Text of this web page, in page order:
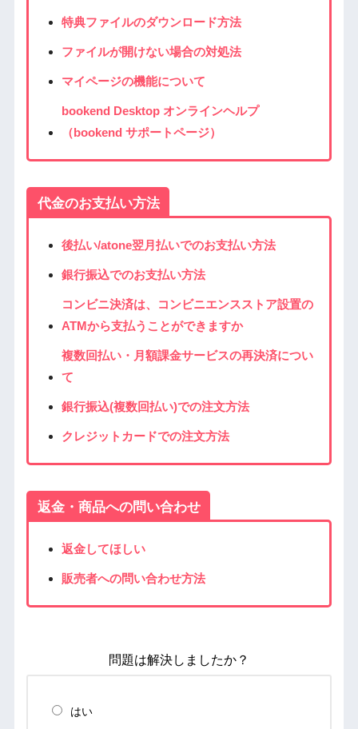
特典ファイルのダウンロード方法
ファイルが開けない場合の対処法
マイページの機能について
bookend Desktop オンラインヘルプ
（bookend サポートページ）
代金のお支払い方法
後払い/atone翌月払いでのお支払い方法
銀行振込でのお支払い方法
コンビニ決済は、コンビニエンスストア設置の
ATMから支払うことができますか
複数回払い・月額課金サービスの再決済につい
て
銀行振込(複数回払い)での注文方法
クレジットカードでの注文方法
返金・商品への問い合わせ
返金してほしい
販売者への問い合わせ方法
問題は解決しましたか？
はい